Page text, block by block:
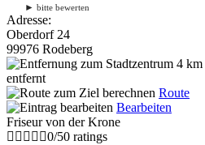
► bitte bewerten
Adresse:
Oberdorf 24
99976 Rodeberg
4 km
entfernt
Route
Bearbeiten
Friseur von der Krone
0/50 ratings